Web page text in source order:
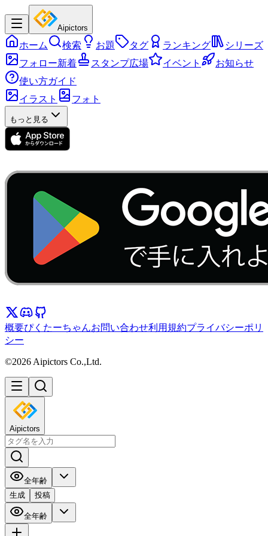
Aipictors
ホーム 検索 お題 タグ ランキング
シリーズ
フォロー新着
スタンプ広場 イベント
お知らせ
使い方ガイド
イラスト
フォト
もっと見る
概要ぴくたーちゃんお問い合わせ利用規約プライバシーポリ
シー
©2026 Aipictors Co.,Ltd.
Aipictors
全年齢
生成
投稿
全年齢